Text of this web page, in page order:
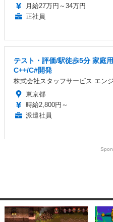
月給27万円～34万円
正社員
テスト・評価/駅徒歩5分 家庭
C++/C#開発
株式会社スタッフサービス エン
東京都
時給2,800円～
派遣社員